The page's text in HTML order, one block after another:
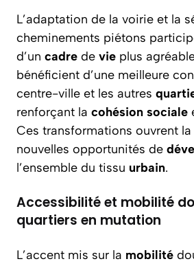
L’adaptation de la voirie et la
cheminements piétons
d’un cadre de vie plus
bénéficient d’une meilleure
centre-ville et les autres
renforçant la cohésion sociale
Ces transformations ouvrent
nouvelles opportunités de
l’ensemble du tissu urbain.
Accessibilité et mobilité
quartiers en mutation
L’accent mis sur la mobilité